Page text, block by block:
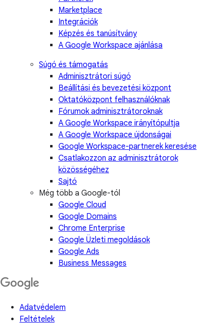
Marketplace
Integrációk
Képzés és tanúsítvány
A Google Workspace ajánlása
Súgó és támogatás
Adminisztrátori súgó
Beállítási és bevezetési központ
Oktatóközpont felhasználóknak
Fórumok adminisztrátoroknak
A Google Workspace irányítópultja
A Google Workspace újdonságai
Google Workspace-partnerek keresése
Csatlakozzon az adminisztrátorok
közösségéhez
Sajtó
Még több a Google-tól
Google Cloud
Google Domains
Chrome Enterprise
Google Üzleti megoldások
Google Ads
Business Messages
Adatvédelem
Feltételek